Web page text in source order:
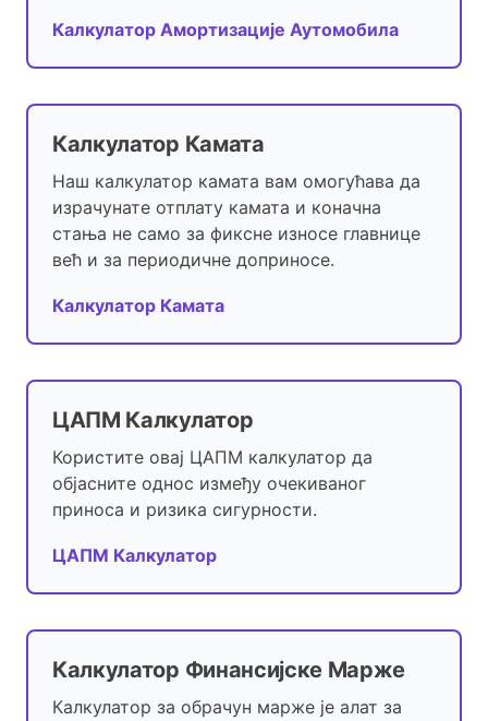
Калкулатор Амортизације Аутомобила
Калкулатор Камата
Наш калкулатор камата вам омогућава да
израчунате отплату камата и коначна
стања не само за фиксне износе главнице
већ и за периодичне доприносе.
Калкулатор Камата
ЦАПМ Калкулатор
Користите овај ЦАПМ калкулатор да
објасните однос између очекиваног
приноса и ризика сигурности.
ЦАПМ Калкулатор
Калкулатор Финансијске Марже
Калкулатор за обрачун марже је алат за